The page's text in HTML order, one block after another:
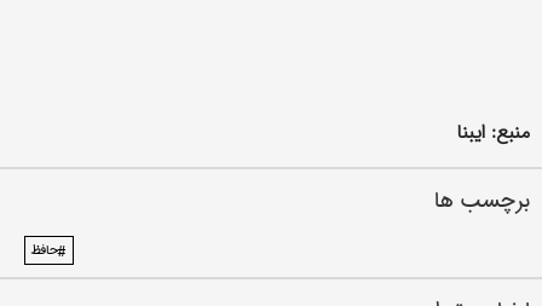
منبع: ایبنا
برچسب ها
#حافظ